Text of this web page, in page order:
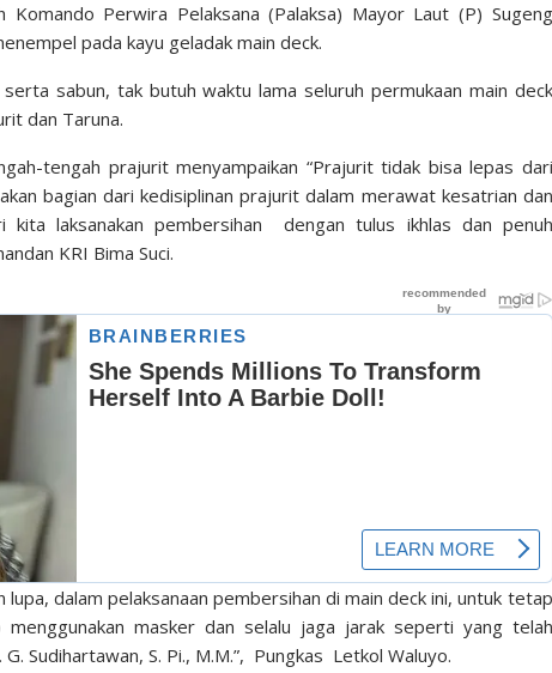
Perwira Pelaksana (Palaksa) Mayor Laut (P) Sugeng
pada kayu geladak main deck.
sabun, tak butuh waktu lama seluruh permukaan main deck
dan Taruna.
tengah prajurit menyampaikan “Prajurit tidak bisa lepas dari
bagian dari kedisiplinan prajurit dalam merawat kesatrian dan
kita laksanakan pembersihan dengan tulus ikhlas dan penuh
KRI Bima Suci.
dalam pelaksanaan pembersihan di main deck ini, untuk tetap
masker dan selalu jaga jarak seperti yang telah
Sudihartawan, S. Pi., M.M.”, Pungkas Letkol Waluyo.